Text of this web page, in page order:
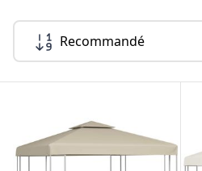
Recommandé